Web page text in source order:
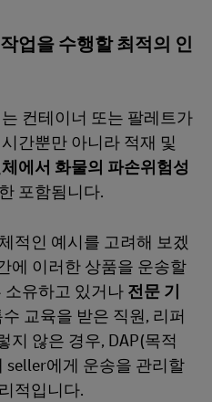
업을 수행할 최적의 인
컨테이너 또는 팔레트가
간뿐만 아니라 적재 및
에서 화물의 파손위험성
포함됨니다.
적인 예시를 고려해 보겠
에 이러한 상품을 운송할
소유하고 있거나 전문 기
교육을 받은 직원, 리퍼
지 않은 경우, DAP(목적
seller에게 운송을 관리할
적입니다.